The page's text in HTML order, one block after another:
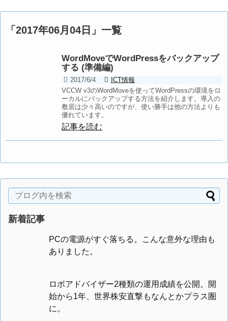
「 2017年06月04日 」 一覧
WordMoveでWordPressをバックアップ
する (準備編)
2017/6/4
ICT情報
VCCW v3のWordMoveを使ってWordPressの環境をロ
ーカルにバックアップする方法を紹介します。導入の
敷居は少々高いのですが、使い勝手は他の方法よりも
優れています。
記事を読む
新着記事
PCの電源がすぐ落ちる。こんな意外な理由も
ありました。
ロボアドバイザー2種類の運用成績を公開。開
始から1年、世界株安直撃もなんとかプラス圏
に。